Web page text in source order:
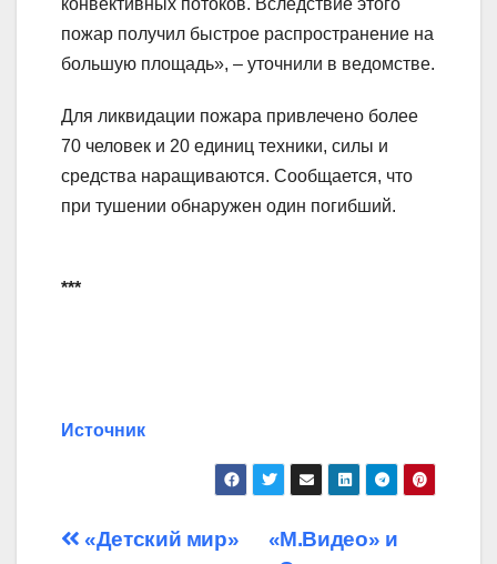
конвективных потоков. Вследствие этого
пожар получил быстрое распространение на
большую площадь», – уточнили в ведомстве.
Для ликвидации пожара привлечено более
70 человек и 20 единиц техники, силы и
средства наращиваются. Сообщается, что
при тушении обнаружен один погибший.
***
Источник
Навигация
«М.Видео» и
«Детский мир»